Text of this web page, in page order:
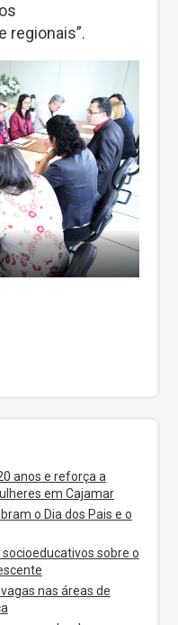
regionais”.
anos e reforça a
em Cajamar
o Dia dos Pais e o
sobre o
nas áreas de